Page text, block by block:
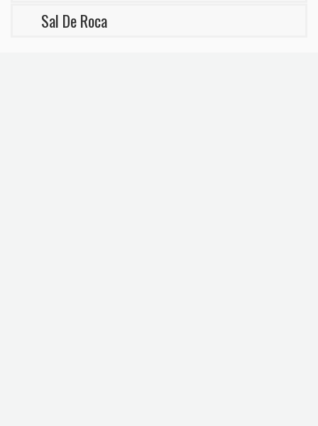
Sal De Roca